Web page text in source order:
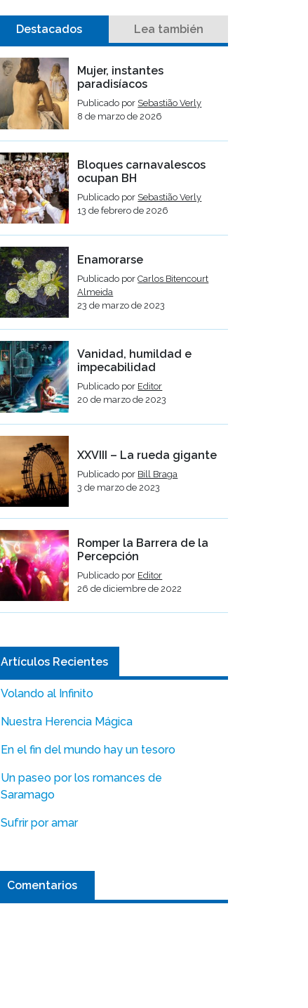
Destacados Lea también
Mujer, instantes
paradisíacos
Publicado por Sebastião Verly
8 de marzo de 2026
Bloques carnavalescos
ocupan BH
Publicado por Sebastião Verly
13 de febrero de 2026
Enamorarse
Publicado porCarlos Bitencourt
Almeida
23 de marzo de 2023
Vanidad, humildad e
impecabilidad
Publicado por Editor
20 de marzo de 2023
XXVIII – La rueda gigante
Publicado por Bill Braga
3 de marzo de 2023
Romper la Barrera de la
Percepción
Publicado por Editor
26 de diciembre de 2022
Artículos Recientes
Volando al Infinito
Nuestra Herencia Mágica
En el fin del mundo hay un tesoro
Un paseo por los romances de
Saramago
Sufrir por amar
Comentarios